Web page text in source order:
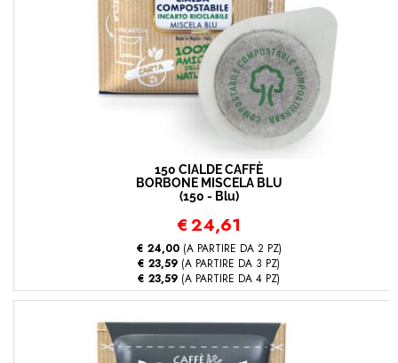
150 CIALDE CAFFÈ
BORBONE MISCELA BLU
(150 - Blu)
€24,61
€ 24,00(A PARTIRE DA 2 PZ)
€ 23,59 (A PARTIRE DA 3 PZ)
€ 23,59 (A PARTIRE DA 4 PZ)